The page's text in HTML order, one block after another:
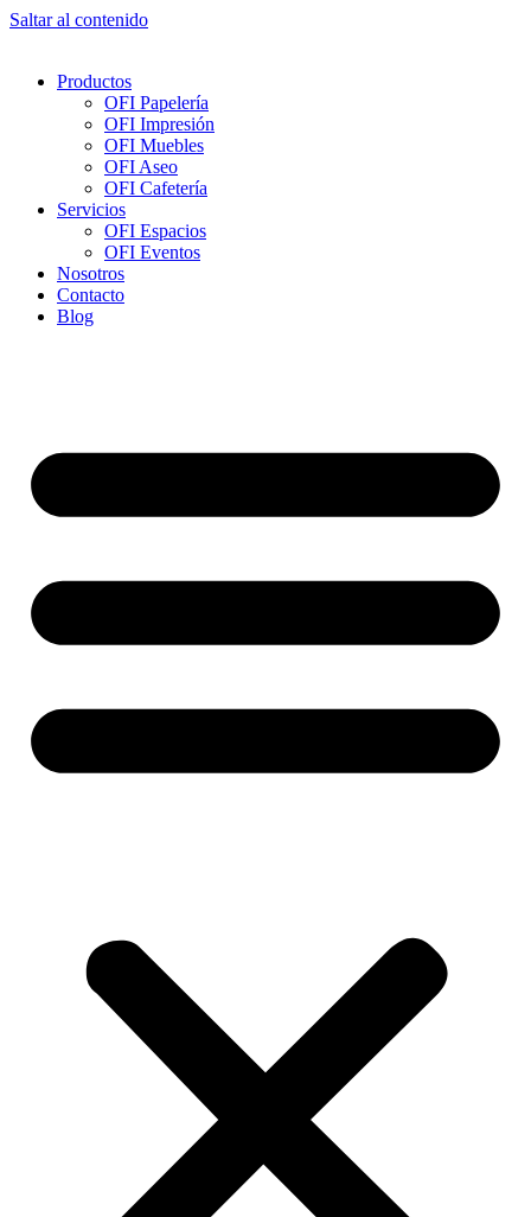
Saltar al contenido
Productos
OFI Papelería
OFI Impresión
OFI Muebles
OFI Aseo
OFI Cafetería
Servicios
OFI Espacios
OFI Eventos
Nosotros
Contacto
Blog